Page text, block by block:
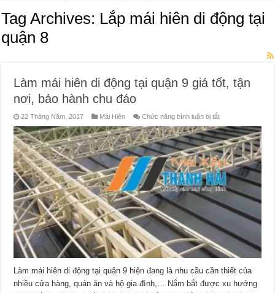
Tag Archives: Lắp mái hiên di động tại
quận 8
Làm mái hiên di động tại quận 9 giá tốt, tận
nơi, bảo hành chu đáo
22 Tháng Năm, 2017 Mái Hiên Chức năng bình luận bị tắtở
mái
hiên
di
động
tại
quận
9
giá
tốt,
nơi,
bảo
chu
đáo
Làm mái hiên di động tại quận 9 hiện đang là nhu cầu cần thiết của
nhiều cửa hàng, quán ăn và hộ gia đình,… Nắm bắt được xu hướng